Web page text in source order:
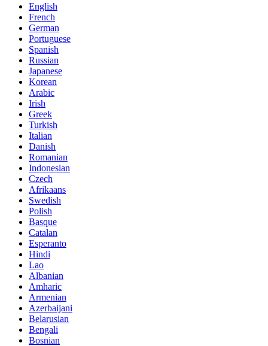
English
French
German
Portuguese
Spanish
Russian
Japanese
Korean
Arabic
Irish
Greek
Turkish
Italian
Danish
Romanian
Indonesian
Czech
Afrikaans
Swedish
Polish
Basque
Catalan
Esperanto
Hindi
Lao
Albanian
Amharic
Armenian
Azerbaijani
Belarusian
Bengali
Bosnian